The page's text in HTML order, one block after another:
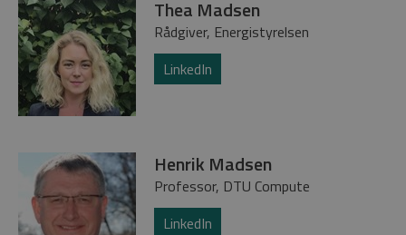
Thea Madsen
Rådgiver, Energistyrelsen
LinkedIn
Henrik Madsen
Professor, DTU Compute
LinkedIn